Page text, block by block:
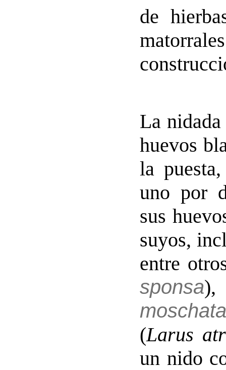
de
La
huevos
la
uno por
sus
suyos,
entre
sponsa
moschata
(Larus
un nido